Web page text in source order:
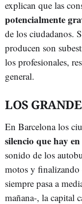
explican que las
potencialmente
de los ciudadanos.
producen son
los profesionales,
general.
LOS
En Barcelona los
silencio que hay
sonido de los
motos y finalizando
siempre pasa a
mañana-, la capital